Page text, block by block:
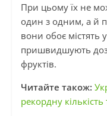
При цьому їх не
один з одним, а й
вони обоє містять
пришвидшують
фруктів.
Читайте також:
рекордну